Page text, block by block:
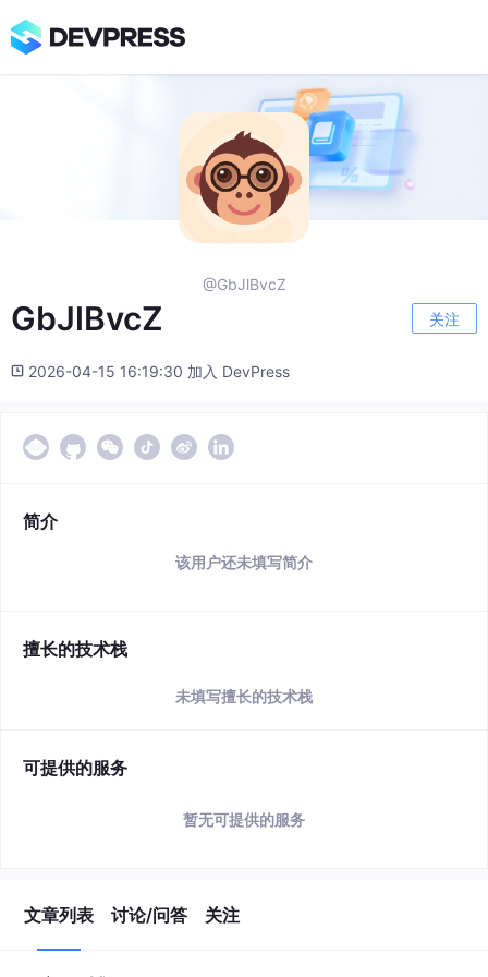
@GbJlBvcZ
GbJlBvcZ 关注
2026-04-15 16:19:30 加入 DevPress
简介
该用户还未填写简介
擅长的技术栈
未填写擅长的技术栈
可提供的服务
暂无可提供的服务
文章列表 讨论/问答 关注